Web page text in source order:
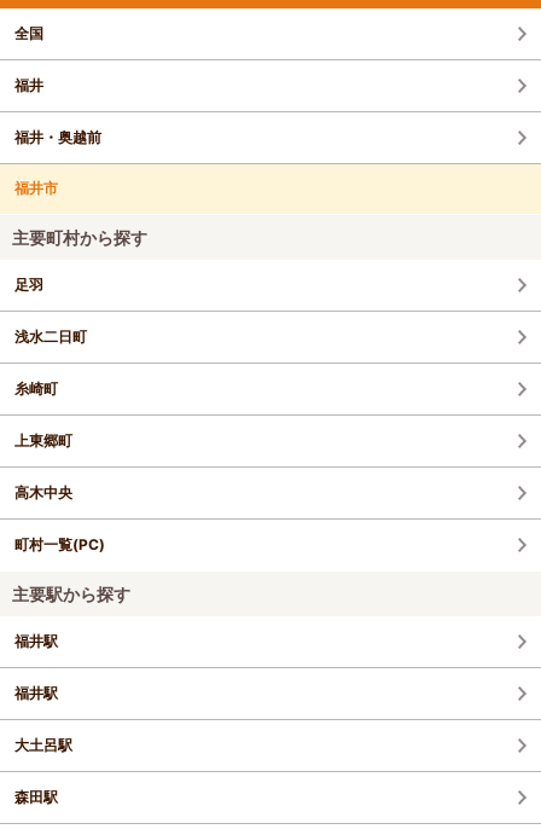
全国
福井
福井・奥越前
福井市
主要町村から探す
足羽
浅水二日町
糸崎町
上東郷町
高木中央
町村一覧(PC)
主要駅から探す
福井駅
福井駅
大土呂駅
森田駅